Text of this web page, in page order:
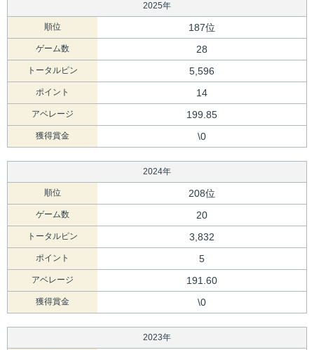
2025年
順位 187位
ゲーム数 28
トータルピン 5,596
ポイント 14
アベレージ 199.85
獲得賞金 \0
2024年
順位 208位
ゲーム数 20
トータルピン 3,832
ポイント 5
アベレージ 191.60
獲得賞金 \0
2023年